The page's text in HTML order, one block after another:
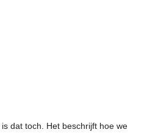
dat toch. Het beschrijft hoe we